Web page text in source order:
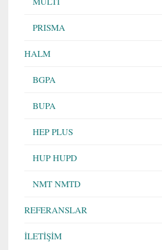
PRISMA
HALM
BGPA
BUPA
HEP PLUS
HUP HUPD
NMT NMTD
REFERANSLAR
İLETİŞİM